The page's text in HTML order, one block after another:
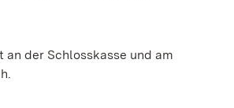
an der Schlosskasse und am